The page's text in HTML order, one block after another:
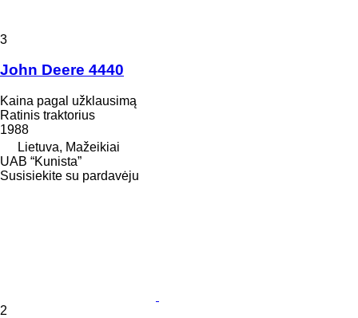
3
John Deere 4440
Kaina pagal užklausimą
Ratinis traktorius
1988
Lietuva, Mažeikiai
UAB “Kunista”
Susisiekite su pardavėju
2